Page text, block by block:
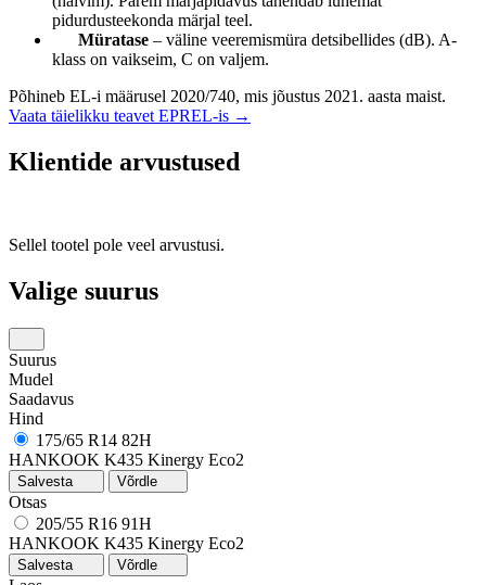
pidurdusteekonda märjal teel.
Müratase – väline veeremismüra detsibellides (dB). A-
klass on vaikseim, C on valjem.
Põhineb EL-i määrusel 2020/740, mis jõustus 2021. aasta maist.
Vaata täielikku teavet EPREL-is →
Klientide arvustused
Sellel tootel pole veel arvustusi.
Valige suurus
Suurus
Mudel
Saadavus
Hind
175/65 R14 82H
HANKOOK K435 Kinergy Eco2
Salvesta Võrdle
Otsas
205/55 R16 91H
HANKOOK K435 Kinergy Eco2
Salvesta Võrdle